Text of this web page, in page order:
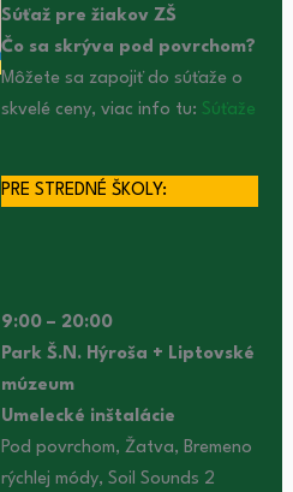
Súťaž pre žiakov ZŠ
Čo sa skrýva pod povrchom?
Môžete sa zapojiť do súťaže o
skvelé ceny, viac info tu: Súťaže
PRE STREDNÉ ŠKOLY:
9:00 – 20:00
Park Š.N. Hýroša + Liptovské
múzeum
Umelecké inštalácie
Pod povrchom, Žatva, Bremeno
rýchlej módy, Soil Sounds 2